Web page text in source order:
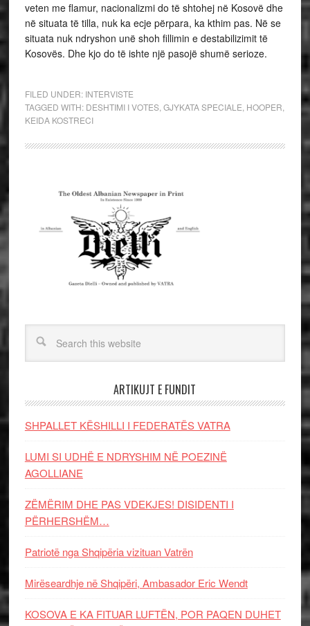
veten me flamur, nacionalizmi do të shtohej në Kosovë dhe
në situata të tilla, nuk ka ecje përpara, ka kthim pas. Në se
situata nuk ndryshon unë shoh fillimin e destabilizimit të
Kosovës. Dhe kjo do të ishte një pasojë shumë serioze.
FILED UNDER: INTERVISTE
TAGGED WITH: DESHTIMI I VOTES, GJYKATA SPECIALE HOOPER
KEIDA KOSTRECI
ARTIKUJT E FUNDIT
SHPALLET KËSHILLI I FEDERATËS VATRA
LUMI SI UDHË E NDRYSHIM NË POEZINË
AGOLLIANE
ZËMËRIM DHE PAS VDEKJES! DISIDENTI I
PËRHERSHËM…
Patriotë nga Shqipëria vizituan Vatrën
Mirëseardhje në Shqipëri, Ambasador Eric Wendt
KOSOVA E KA FITUAR LUFTËN, POR PAQEN DUHET